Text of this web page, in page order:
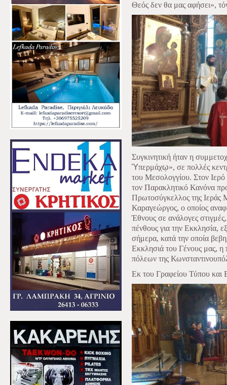
Θεός δεν θα μας αφήσει»,
Συγκινητική ήταν η
Ὑπερμάχῳ», σε πολλές
του Μεσολογγίου. Στον
τον Παρακλητικό Κανόνα
Πρωτοσύγκελλος της Ιεράς
Καραγεώργος, ο οποίος
Έθνους σε ανάλογες
πένθους για την Εκκλησία,
σήμερα, κατά την οποία
Εκκλησιά του Γένους μας, η
πόλεων της
Εκ του Γραφείου Τύπου και